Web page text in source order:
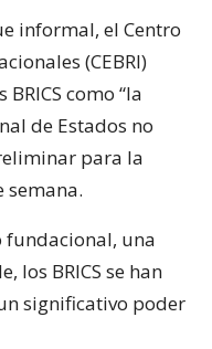
informal, el Centro
(CEBRI)
como “la
de Estados no
para la
semana.
fundacional, una
los BRICS se han
significativo poder